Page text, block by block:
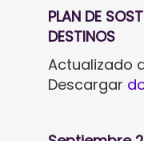
PLAN DE
DESTINOS
Actualizado
Descargar